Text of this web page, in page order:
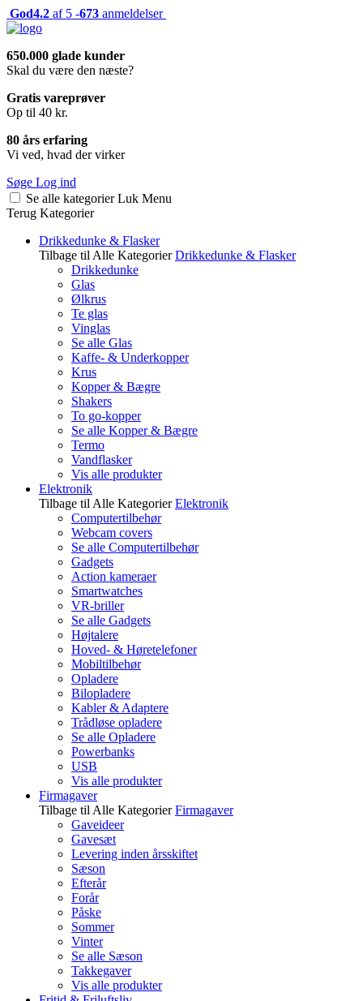
God4.2 af 5 -673 anmeldelser
650.000 glade kunder
Skal du være den næste?
Gratis vareprøver
Op til 40 kr.
80 års erfaring
Vi ved, hvad der virker
Søge Log ind
Se alle kategorier Luk Menu
Terug Kategorier
Drikkedunke & Flasker
Tilbage til Alle Kategorier Drikkedunke & Flasker
Drikkedunke
Glas
Ølkrus
Te glas
Vinglas
Se alle Glas
Kaffe- & Underkopper
Krus
Kopper & Bægre
Shakers
To go-kopper
Se alle Kopper & Bægre
Termo
Vandflasker
Vis alle produkter
Elektronik
Tilbage til Alle Kategorier Elektronik
Computertilbehør
Webcam covers
Se alle Computertilbehør
Gadgets
Action kameraer
Smartwatches
VR-briller
Se alle Gadgets
Højtalere
Hoved- & Høretelefoner
Mobiltilbehør
Opladere
Bilopladere
Kabler & Adaptere
Trådløse opladere
Se alle Opladere
Powerbanks
USB
Vis alle produkter
Firmagaver
Tilbage til Alle Kategorier Firmagaver
Gaveideer
Gavesæt
Levering inden årsskiftet
Sæson
Efterår
Forår
Påske
Sommer
Vinter
Se alle Sæson
Takkegaver
Vis alle produkter